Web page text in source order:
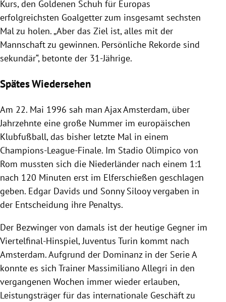
Kurs, den Goldenen Schuh für Europas
erfolgreichsten Goalgetter zum insgesamt sechsten
Mal zu holen. „Aber das Ziel ist, alles mit der
Mannschaft zu gewinnen. Persönliche Rekorde sind
sekundär“, betonte der 31-Jährige.
Spätes Wiedersehen
Am 22. Mai 1996 sah man Ajax Amsterdam, über
Jahrzehnte eine große Nummer im europäischen
Klubfußball, das bisher letzte Mal in einem
Champions-League-Finale. Im Stadio Olimpico von
Rom mussten sich die Niederländer nach einem 1:1
nach 120 Minuten erst im Elferschießen geschlagen
geben. Edgar Davids und Sonny Silooyvergaben in
der Entscheidung ihre Penaltys.
Der Bezwinger von damals ist der heutige Gegner im
Viertelfinal-Hinspiel,Juventus Turin kommt nach
Amsterdam. Aufgrund der Dominanz in der Serie A
konnte es sich Trainer Massimiliano Allegri in den
vergangenen Wochen immer wieder erlauben,
Leistungsträger für das internationale Geschäft zu